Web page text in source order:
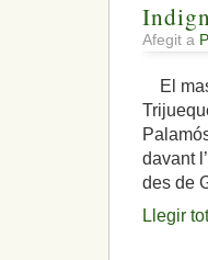
Afegit a
El
davant
des de
Llegir